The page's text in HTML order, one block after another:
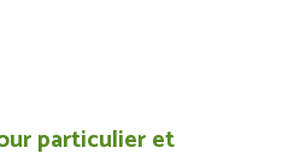
particulier et